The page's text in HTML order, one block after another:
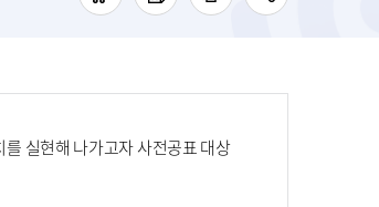
실현해 나가고자 사전공표 대상